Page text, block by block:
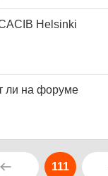
Helsinki
ли на форуме
111